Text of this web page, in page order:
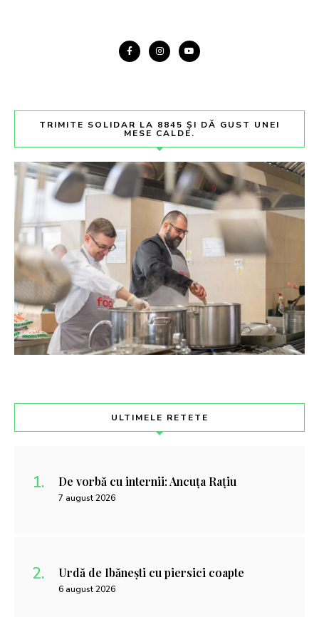
TRIMITE SOLIDAR LA 8845 ȘI DĂ GUST UNEI
MESE CALDE.
ULTIMELE RETETE
De vorbă cu internii: Ancuța Rațiu
7 august 2026
Urdă de Ibănești cu piersici coapte
6 august 2026